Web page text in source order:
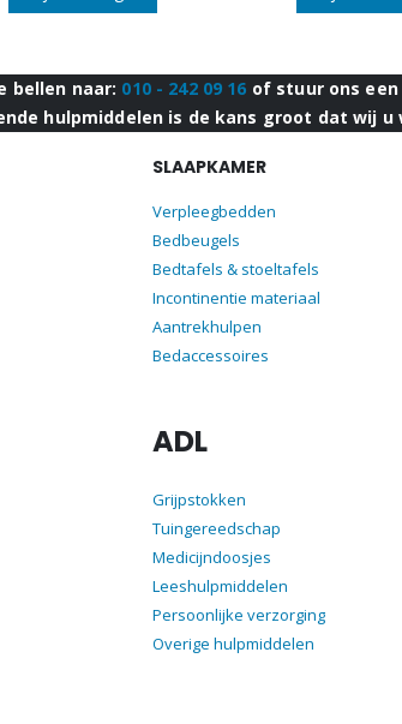
bellen naar: 010 - 242 09 16 of stuur ons
hulpmiddelen is de kans groot dat wij u
SLAAPKAMER
Verpleegbedden
Bedbeugels
Bedtafels & stoeltafels
Incontinentie materiaal
Aantrekhulpen
Bedaccessoires
ADL
Grijpstokken
Tuingereedschap
Medicijndoosjes
Leeshulpmiddelen
Persoonlijke verzorging
Overige hulpmiddelen